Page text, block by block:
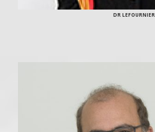
DR LEFOURNIER